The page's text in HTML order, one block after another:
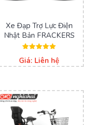
Xe Đạp Trợ Lực Điện
Nhật Bản FRACKERS
hạng
5.00
Giá: Liên hệ